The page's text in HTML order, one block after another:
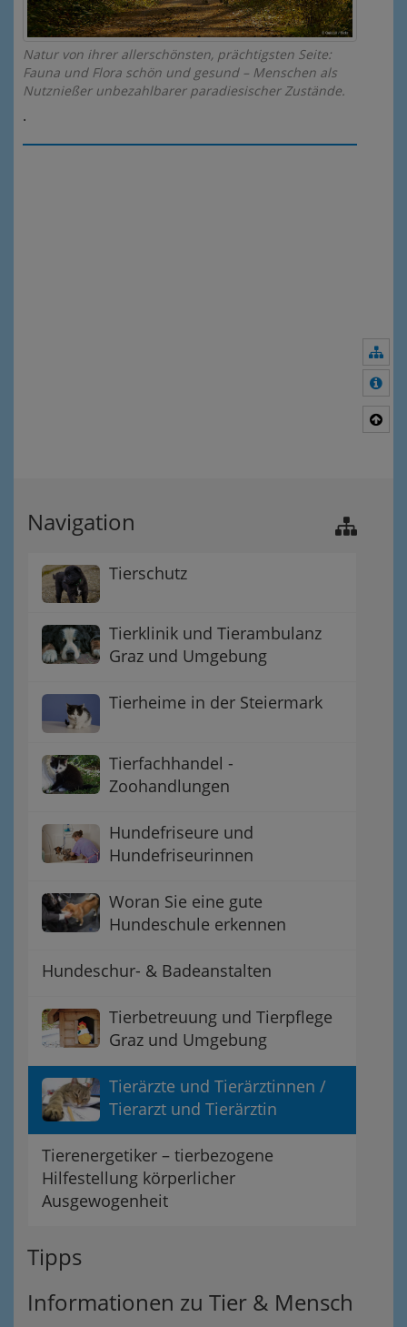
Natur von ihrer allerschönsten, prächtigsten Seite:
Fauna und Flora schön und gesund – Menschen als
Nutznießer unbezahlbarer paradiesischer Zustände.
.
Navigation
Tierschutz
Tierklinik und Tierambulanz
Graz und Umgebung
Tierheime in der Steiermark
Tierfachhandel -
Zoohandlungen
Hundefriseure und
Hundefriseurinnen
Woran Sie eine gute
Hundeschule erkennen
Hundeschur- & Badeanstalten
Tierbetreuung und Tierpflege
Graz und Umgebung
Tierärzte und Tierärztinnen /
Tierarzt und Tierärztin
Tierenergetiker – tierbezogene
Hilfestellung körperlicher
Ausgewogenheit
Tipps
Informationen zu Tier & Mensch